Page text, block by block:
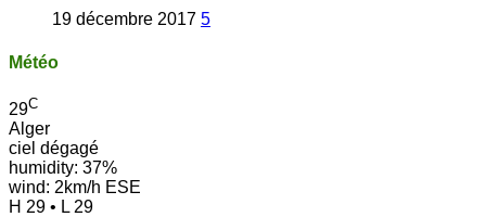
19 décembre 2017 5
Météo
29C
Alger
ciel dégagé
humidity: 37%
wind: 2km/h ESE
H 29 • L 29